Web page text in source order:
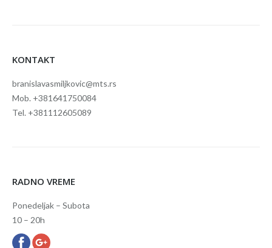
KONTAKT
branislavasmiljkovic@mts.rs
Mob. +381641750084
Tel. +381112605089
RADNO VREME
Ponedeljak – Subota
10 – 20h